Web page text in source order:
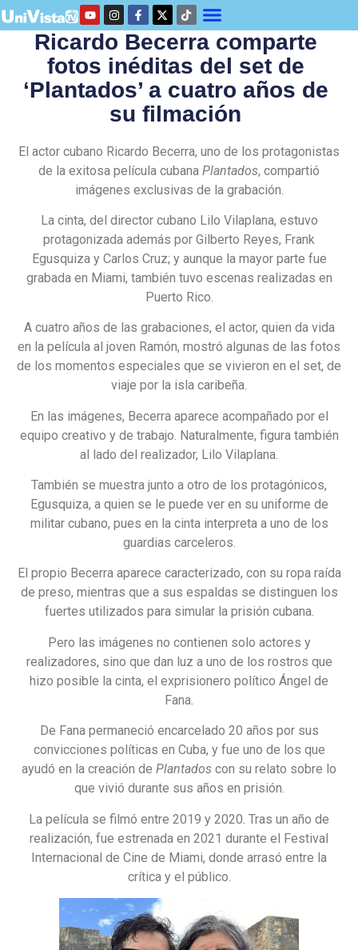
Ricardo Becerra comparte
fotos inéditas del set de
‘Plantados’ a cuatro años de
su filmación
El actor cubano Ricardo Becerra, uno de los protagonistas
de la exitosa película cubana Plantados, compartió
imágenes exclusivas de la grabación.
La cinta, del director cubano Lilo Vilaplana, estuvo
protagonizada además por Gilberto Reyes, Frank
Egusquiza y Carlos Cruz; y aunque la mayor parte fue
grabada en Miami, también tuvo escenas realizadas en
Puerto Rico.
A cuatro años de las grabaciones, el actor, quien da vida
en la película al joven Ramón, mostró algunas de las fotos
de los momentos especiales que se vivieron en el set, de
viaje por la isla caribeña.
En las imágenes, Becerra aparece acompañado por el
equipo creativo y de trabajo. Naturalmente, figura también
al lado del realizador, Lilo Vilaplana.
También se muestra junto a otro de los protagónicos,
Egusquiza, a quien se le puede ver en su uniforme de
militar cubano, pues en la cinta interpreta a uno de los
guardias carceleros.
El propio Becerra aparece caracterizado, con su ropa raída
de preso, mientras que a sus espaldas se distinguen los
fuertes utilizados para simular la prisión cubana.
Pero las imágenes no contienen solo actores y
realizadores, sino que dan luz a uno de los rostros que
hizo posible la cinta, el exprisionero político Ángel de
Fana.
De Fana permaneció encarcelado 20 años por sus
convicciones políticas en Cuba, y fue uno de los que
ayudó en la creación de Plantados con su relato sobre lo
que vivió durante sus años en prisión.
La película se filmó entre 2019 y 2020. Tras un año de
realización, fue estrenada en 2021 durante el Festival
Internacional de Cine de Miami, donde arrasó entre la
crítica y el público.